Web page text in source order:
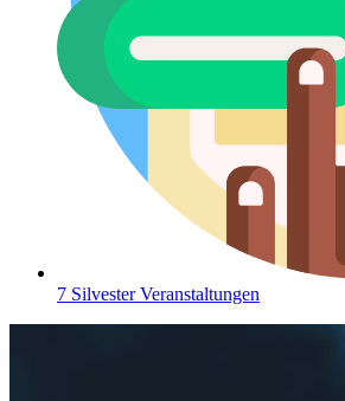
7 Silvester Veranstaltungen